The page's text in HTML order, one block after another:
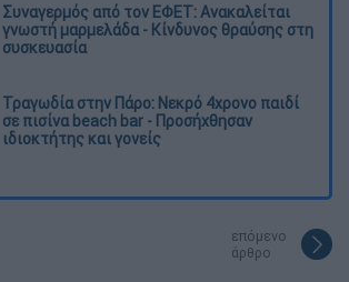
Συναγερμός από τον ΕΦΕΤ: Ανακαλείται
γνωστή μαρμελάδα - Κίνδυνος θραύσης στη
συσκευασία
Τραγωδία στην Πάρο: Νεκρό 4χρονο παιδί
σε πισίνα beach bar - Προσήχθησαν
ιδιοκτήτης και γονείς
επόμενο
άρθρο